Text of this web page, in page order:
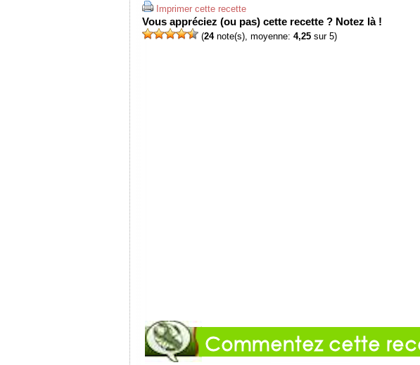
Imprimer cette recette
Vous appréciez (ou pas) cette recette ? Notez là !
(24note(s), moyenne: 4,25 sur 5)